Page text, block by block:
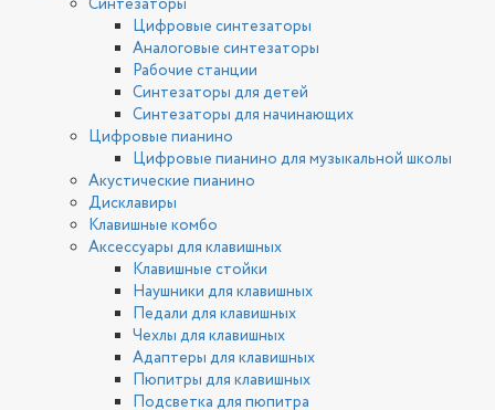
Синтезаторы
Цифровые синтезаторы
Аналоговые синтезаторы
Рабочие станции
Синтезаторы для детей
Синтезаторы для начинающих
Цифровые пианино
Цифровые пианино для музыкальной школы
Акустические пианино
Дисклавиры
Клавишные комбо
Аксессуары для клавишных
Клавишные стойки
Наушники для клавишных
Педали для клавишных
Чехлы для клавишных
Адаптеры для клавишных
Пюпитры для клавишных
Подсветка для пюпитра